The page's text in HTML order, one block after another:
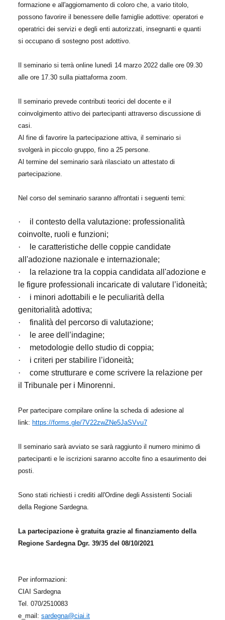
formazione e all'aggiornamento di coloro che, a vario titolo,
possono favorire il benessere delle famiglie adottive: operatori e
operatrici dei servizi e degli enti autorizzati, insegnanti e quanti
si occupano di sostegno post adottivo.
Il seminario si terrà online lunedì 14 marzo 2022 dalle ore 09.30
alle ore 17.30 sulla piattaforma zoom.
Il seminario prevede contributi teorici del docente e il
coinvolgimento attivo dei partecipanti attraverso discussione di
casi.
Al fine di favorire la partecipazione attiva, il seminario si
svolgerà in piccolo gruppo, fino a 25 persone.
Al termine del seminario sarà rilasciato un attestato di
partecipazione.
Nel corso del seminario saranno affrontati i seguenti temi:
·
il contesto della valutazione: professionalità
coinvolte, ruoli e funzioni;
·
le caratteristiche delle coppie candidate
all'adozione nazionale e internazionale;
·
la relazione tra la coppia candidata all'adozione e
le figure professionali incaricate di valutare l’idoneità;
·
i minori adottabili e le peculiarità della
genitorialità adottiva;
·
finalità del percorso di valutazione;
·
le aree dell’indagine;
·
metodologie dello studio di coppia;
·
i criteri per stabilire l’idoneità;
·
come strutturare e come scrivere la relazione per
il Tribunale per i Minorenni.
Per partecipare compilare online la scheda di adesione al
link: https://forms.gle/7V22zwZNe5JaSVvu7
Il seminario sarà avviato se sarà raggiunto il numero minimo di
partecipanti e le iscrizioni saranno accolte fino a esaurimento dei
posti.
Sono stati richiesti i crediti all'Ordine degli Assistenti Sociali
della Regione Sardegna.
La partecipazione è gratuita grazie al finanziamento della
Regione Sardegna Dgr. 39/35 del 08/10/2021
Per informazioni:
CIAI Sardegna
Tel. 070/2510083
e_mail: sardegna@ciai.it